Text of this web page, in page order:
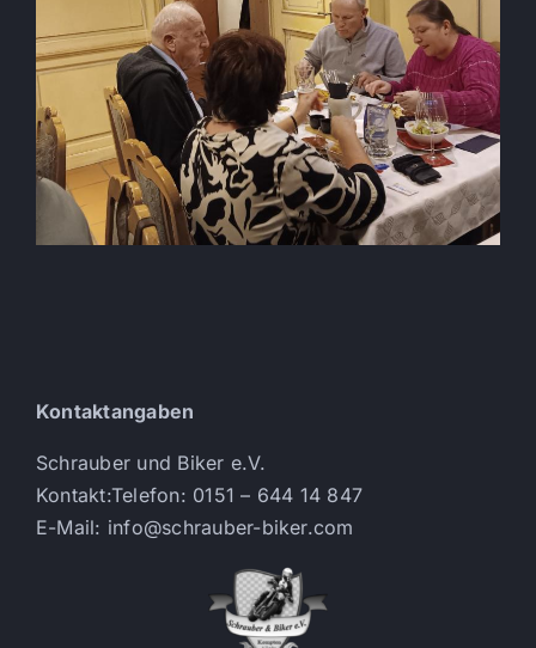
Kontaktangaben
Schrauber und Biker e.V.
Kontakt:Telefon: 0151 – 644 14 847
E-Mail: info@schrauber-biker.com